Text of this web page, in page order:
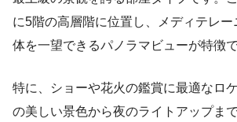
に5階の高層階に位置し、メディテレ
体を一望できるパノラマビューが特徴で
特に、ショーや花火の鑑賞に最適なロ
の美しい景色から夜のライトアップま